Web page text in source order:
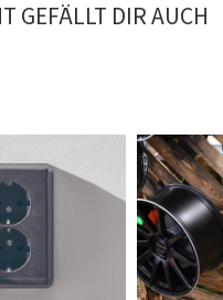
GEFÄLLT DIR AUCH